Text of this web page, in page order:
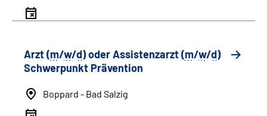
Arzt (m/w/d) oder Assistenzarzt (m/w/d)
Schwerpunkt Prävention
Boppard - Bad Salzig